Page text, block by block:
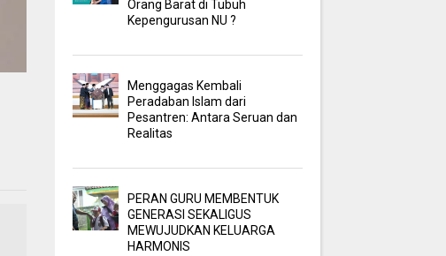
Orang Barat di Tubuh
Kepengurusan NU ?
Menggagas Kembali
Peradaban Islam dari
Pesantren: Antara Seruan dan
Realitas
PERAN GURU MEMBENTUK
GENERASI SEKALIGUS
MEWUJUDKAN KELUARGA
HARMONIS